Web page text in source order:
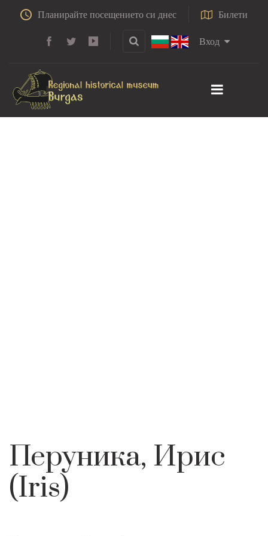
Планирайте посещението си днес Билети
Вход
Перуника, Ирис
(Iris)